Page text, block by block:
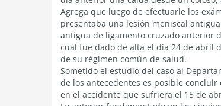
Agrega que luego de efectuarle los
presentaba una lesión meniscal
antigua de ligamento cruzado anterior
cual fue dado de alta el día 24 de abril
de su régimen común de salud.
Sometido el estudio del caso al
de los antecedentes es posible
en el accidente que sufriera el 15 de